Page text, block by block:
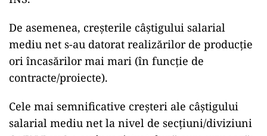
De asemenea, creşterile câştigului salarial
mediu net s-au datorat realizărilor de producţie
ori încasărilor mai mari (în funcţie de
contracte/proiecte).
Cele mai semnificative creşteri ale câştigului
salarial mediu net la nivel de secţiuni/diviziuni